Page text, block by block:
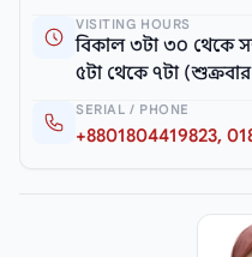
VISITING HOURS
বিকাল ৩টা ৩০ থেকে
৫টা থেকে ৭টা
SERIAL / PHONE
+8801804419823,